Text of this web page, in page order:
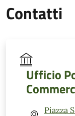
Contatti
Ufficio
Piazza